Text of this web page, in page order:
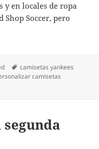
y en locales de ropa
Soccer, pero
Etiquetas
camisetas yankees
camisetas